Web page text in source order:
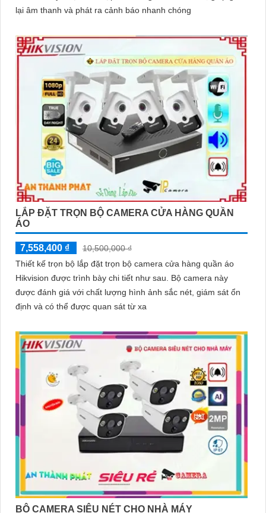
lại âm thanh và phát ra cảnh báo nhanh chóng
LẮP ĐẶT TRỌN BỘ CAMERA CỬA HÀNG QUẦN
ÁO
7,558,400 ₫
10,500,000 ₫
Thiết kế trọn bộ lắp đặt trọn bộ camera cửa hàng quần áo
Hikvision được trình bày chi tiết như sau. Bộ camera này
được đánh giá với chất lượng hình ảnh sắc nét, giám sát ổn
định và có thể được quan sát từ xa
BỘ CAMERA SIÊU NÉT CHO NHÀ MÁY